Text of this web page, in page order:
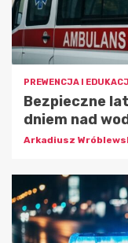
PREWENCJA I
Bezpieczne
dniem nad
Arkadiusz